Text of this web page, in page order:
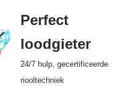
Perfect
loodgieter
24/7 hulp, gecertificeerde
riooltechniek